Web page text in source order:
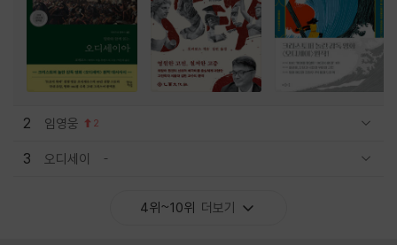
2 임영웅 2
3 오디세이
4위~10위 더보기